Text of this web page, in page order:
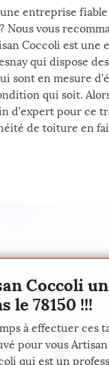
entreprise
Nous vous
Coccoli est une
qui dispose
sont en mesure
qui soit.
d’expert pour ce
de toiture en
Coccoli
le 78150 !!!
à effectuer ces
pour vous
qui est un